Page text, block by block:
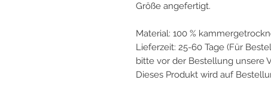
Größe angefertigt.
Material: 100 %
Lieferzeit: 25-60 Tage (Für
bitte vor der Bestellung unsere
Dieses Produkt wird auf